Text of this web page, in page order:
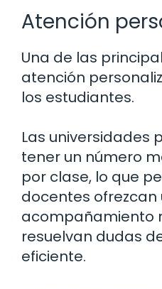
Atención
Una de las
atención
los estudiantes.
Las universidades
tener un número
por clase, lo que
docentes ofrezcan
acompañamiento
resuelvan dudas
eficiente.